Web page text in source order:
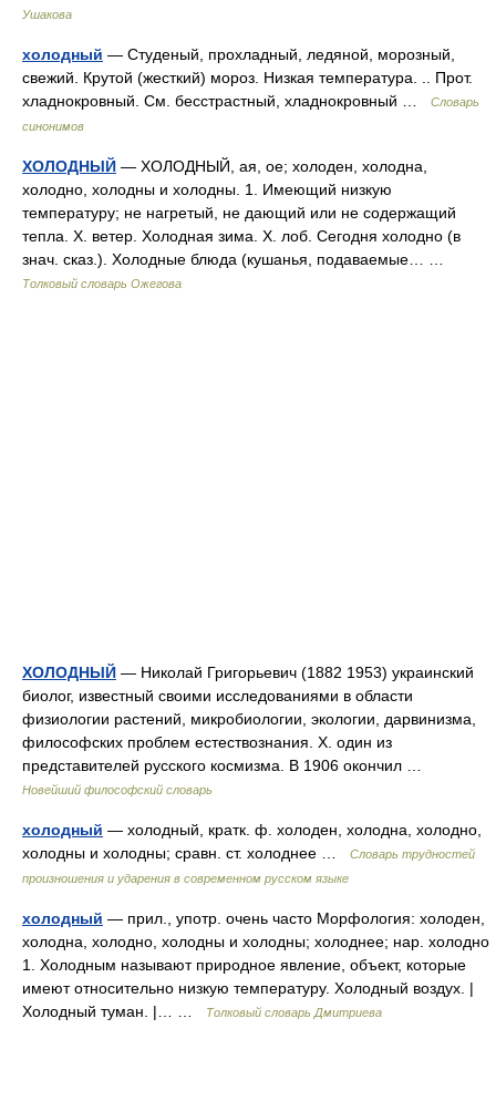
Ушакова
холодный — Студеный, прохладный, ледяной, морозный,
свежий. Крутой (жесткий) мороз. Низкая температура. .. Прот.
хладнокровный. См. бесстрастный, хладнокровный …
Словарь
синонимов
ХОЛОДНЫЙ — ХОЛОДНЫЙ, ая, ое; холоден, холодна,
холодно, холодны и холодны. 1. Имеющий низкую
температуру; не нагретый, не дающий или не содержащий
тепла. Х. ветер. Холодная зима. Х. лоб. Сегодня холодно (в
знач. сказ.). Холодные блюда (кушанья, подаваемые… …
Толковый словарь Ожегова
ХОЛОДНЫЙ — Николай Григорьевич (1882 1953) украинский
биолог, известный своими исследованиями в области
физиологии растений, микробиологии, экологии, дарвинизма,
философских проблем естествознания. X. один из
представителей русского космизма. В 1906 окончил …
Новейший философский словарь
холодный — холодный, кратк. ф. холоден, холодна, холодно,
холодны и холодны; сравн. ст. холоднее …
Словарь трудностей
произношения и ударения в современном русском языке
холодный — прил., употр. очень часто Морфология: холоден,
холодна, холодно, холодны и холодны; холоднее; нар. холодно
1. Холодным называют природное явление, объект, которые
имеют относительно низкую температуру. Холодный воздух. |
Холодный туман. |… …
Толковый словарь Дмитриева